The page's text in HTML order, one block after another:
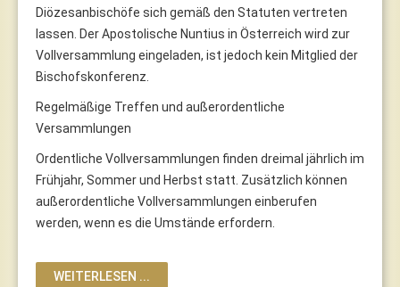
Diözesanbischöfe sich gemäß den Statuten vertreten
lassen. Der Apostolische Nuntius in Österreich wird zur
Vollversammlung eingeladen, ist jedoch kein Mitglied der
Bischofskonferenz.
Regelmäßige Treffen und außerordentliche
Versammlungen
Ordentliche Vollversammlungen finden dreimal jährlich im
Frühjahr, Sommer und Herbst statt. Zusätzlich können
außerordentliche Vollversammlungen einberufen
werden, wenn es die Umstände erfordern.
WEITERLESEN ...